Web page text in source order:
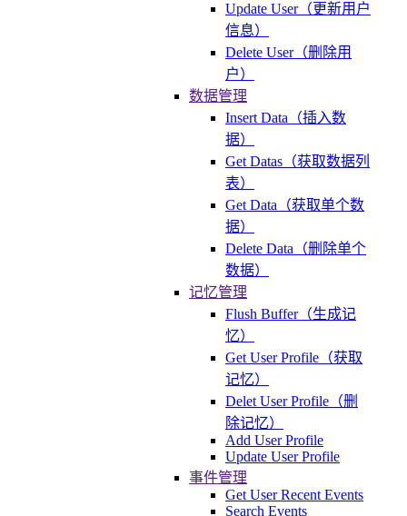
Update User（更新用户
信息）
Delete User（删除用
户）
数据管理
Insert Data（插入数
据）
Get Datas（获取数据列
表）
Get Data（获取单个数
据）
Delete Data（删除单个
数据）
记忆管理
Flush Buffer（生成记
忆）
Get User Profile（获取
记忆）
Delet User Profile（删
除记忆）
Add User Profile
Update User Profile
事件管理
Get User Recent Events
Search Events